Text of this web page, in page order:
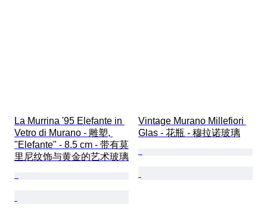
La Murrina '95 Elefante in
Vetro di Murano - 雕塑,
"Elefante" - 8.5 cm - 带有莫
里尼纹饰与黄金的艺术玻璃
Vintage Murano Millefiori
Glas - 花瓶 - 穆拉诺玻璃